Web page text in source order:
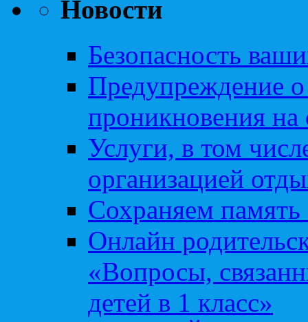
Новости
Безопасность
Предупреждение о
проникновения на
Услуги, в том
организацией
Сохраняем память
Онлайн
«Вопросы,
детей в 1 класс»